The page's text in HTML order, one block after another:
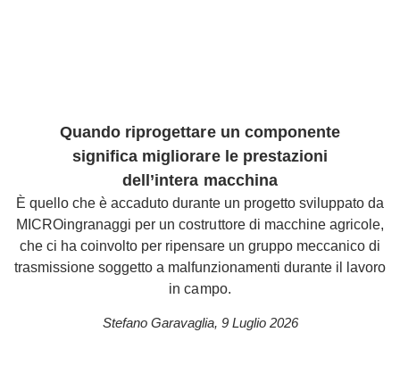
Quando riprogettare un componente
significa migliorare le prestazioni
dell’intera macchina
È quello che è accaduto durante un progetto sviluppato da
MICROingranaggi per un costruttore di macchine agricole,
che ci ha coinvolto per ripensare un gruppo meccanico di
trasmissione soggetto a malfunzionamenti durante il lavoro
in campo.
Stefano Garavaglia, 9 Luglio 2026